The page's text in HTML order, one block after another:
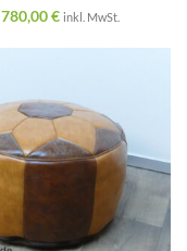
780,00€ inkl. MwSt.